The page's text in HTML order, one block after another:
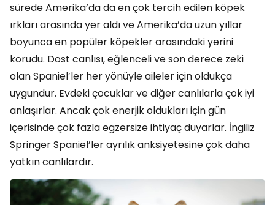
sürede Amerika’da da en çok tercih edilen köpek
ırkları arasında yer aldı ve Amerika’da uzun yıllar
boyunca en popüler köpekler arasındaki yerini
korudu. Dost canlısı, eğlenceli ve son derece zeki
olan Spaniel’ler her yönüyle aileler için oldukça
uygundur. Evdeki çocuklar ve diğer canlılarla çok iyi
anlaşırlar. Ancak çok enerjik oldukları için gün
içerisinde çok fazla egzersize ihtiyaç duyarlar. İngiliz
Springer Spaniel’ler ayrılık anksiyetesine çok daha
yatkın canlılardır.